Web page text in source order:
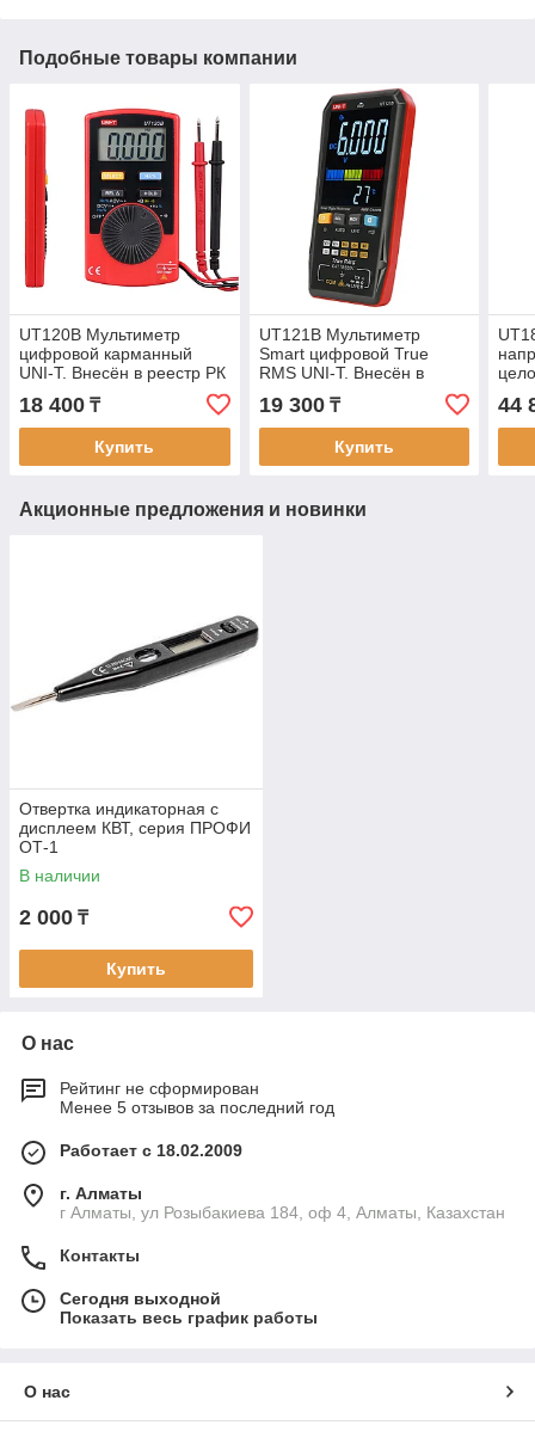
Подобные товары компании
UT120B Мультиметр
цифровой карманный
UNI-T. Внесён в реестр РК
18 400 ₸
Купить
UT121B Мультиметр
Smart цифровой True
RMS UNI-T. Внесён в
19 300₸
Купить
44
Акционные предложения и новинки
Отвертка индикаторная с
дисплеем КВТ, серия ПРОФИ
ОТ-1
В наличии
2 000 ₸
Купить
О нас
Рейтинг не сформирован
Менее 5 отзывов за последний год
Работает с 18.02.2009
г. Алматы
г Алматы, ул Розыбакиева 184, оф 4, Алматы, Казахстан
Контакты
Сегодня выходной
Показать весь график работы
О нас